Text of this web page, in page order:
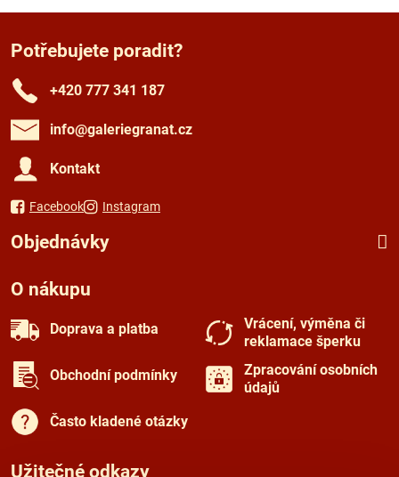
Potřebujete poradit?
+420 777 341 187
info​@galeriegranat​.cz
Kontakt
Facebook Instagram
Objednávky
O nákupu
Doprava a platba
Vrácení, výměna či
reklamace šperku
Obchodní podmínky
Zpracování osobních
údajů
Často kladené otázky
Užitečné odkazy